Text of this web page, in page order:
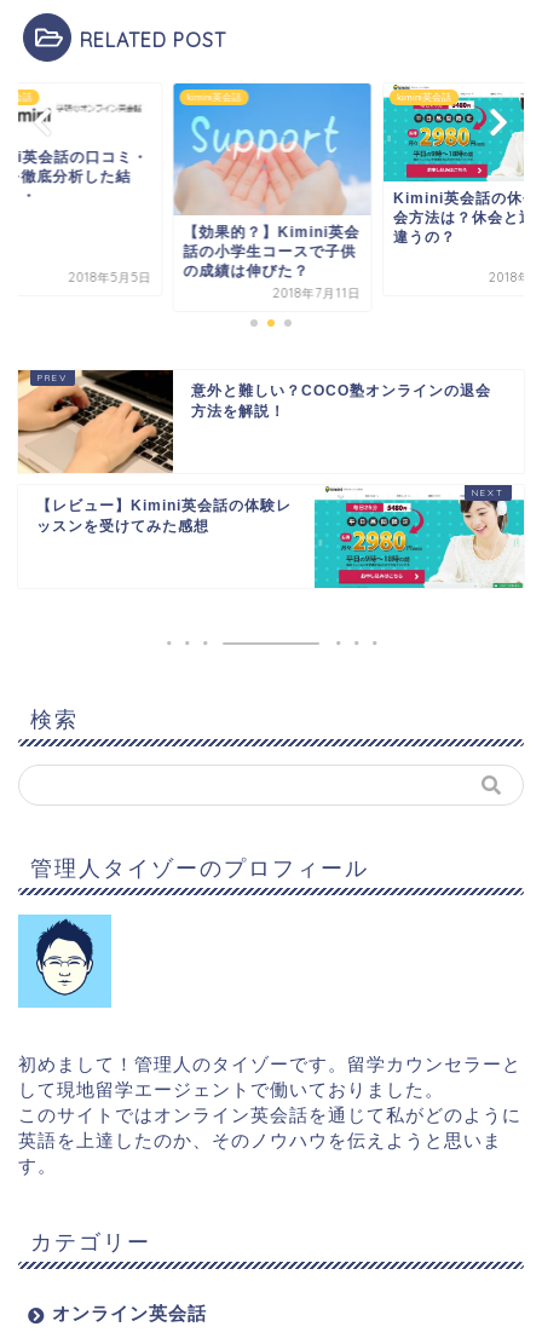
RELATED POST
英会話
英会話の口コミ・
を徹底分析した結
・
2018年5月5日
kimini英会話
【効果的？】Kimini英会
話の小学生コースで子供
の成績は伸びた？
2018年7月11日
kimini英会話
Kimini英会話の休会
会方法は？休会と退
違うの？
2018年4
意外と難しい？COCO塾オンラインの退会
方法を解説！
【レビュー】Kimini英会話の体験レ
ッスンを受けてみた感想
検索
管理人タイゾーのプロフィール
初めまして！管理人のタイゾーです。留学カウンセラーと
して現地留学エージェントで働いておりました。
このサイトではオンライン英会話を通じて私がどのように
英語を上達したのか、そのノウハウを伝えようと思いま
す。
カテゴリー
オンライン英会話